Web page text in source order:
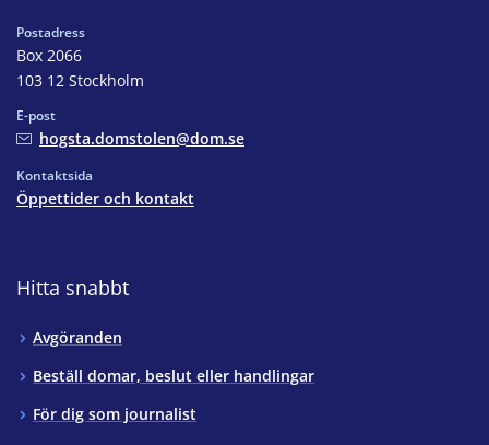
Postadress
Box 2066
103 12 Stockholm
E-post
hogsta.domstolen@dom.se
Kontaktsida
Öppettider och kontakt
Hitta snabbt
Avgöranden
Beställ domar, beslut eller handlingar
För dig som journalist